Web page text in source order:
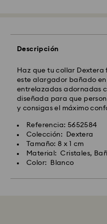
Descripción
Haz que tu collar
este alargador bañado
entrelazadas adornadas
diseñada para que
y consigas el máximo
Referencia: 5652584
Colección: Dextera
Tamaño: 8 x 1 cm
Material: Cristales,
Color: Blanco